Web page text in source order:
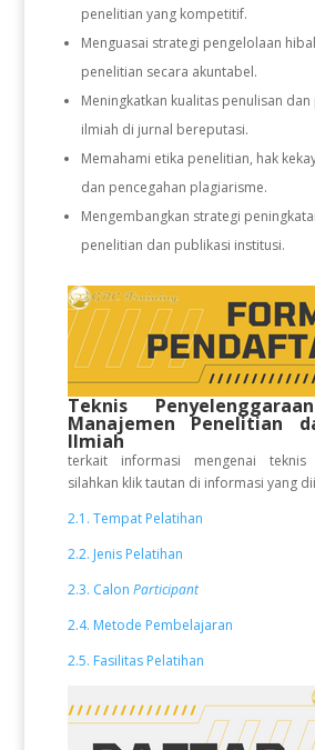
penelitian yang kompetitif.
Menguasai strategi pengelolaan
penelitian secara akuntabel.
Meningkatkan kualitas penulisan
ilmiah di jurnal bereputasi.
Memahami etika penelitian, hak
dan pencegahan plagiarisme.
Mengembangkan strategi
penelitian dan publikasi institusi.
Teknis
Manajemen Penelitian
Ilmiah
terkait informasi mengenai teknis
silahkan klik tautan di informasi yang
2.1. Tempat Pelatihan
2.2. Jenis Pelatihan
2.3. Calon Participant
2.4. Metode Pembelajaran
2.5. Fasilitas Pelatihan